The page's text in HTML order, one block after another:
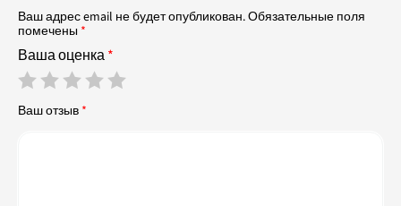
Ваш адрес email не будет опубликован.Обязательные поля
помечены *
Ваша оценка*
Ваш отзыв *